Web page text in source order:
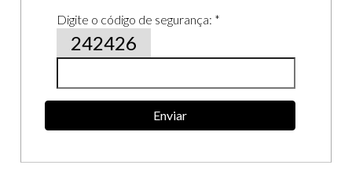
Digite o código de segurança: *
242426
Enviar